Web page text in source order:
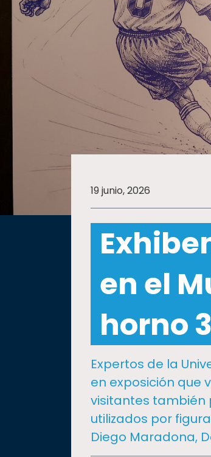
DEPORTES
I+D+I EXPERTOS
SALUD
educativa
Internacionalización
19 junio, 2026
en el
horno 3
Expertos de la
en exposición que
visitantes también
utilizados por
Diego Maradona,